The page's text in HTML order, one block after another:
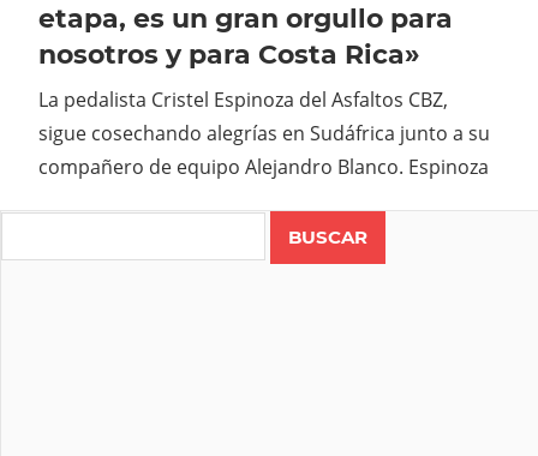
etapa, es un gran orgullo para
nosotros y para Costa Rica»
La pedalista Cristel Espinoza del Asfaltos CBZ,
sigue cosechando alegrías en Sudáfrica junto a su
compañero de equipo Alejandro Blanco. Espinoza